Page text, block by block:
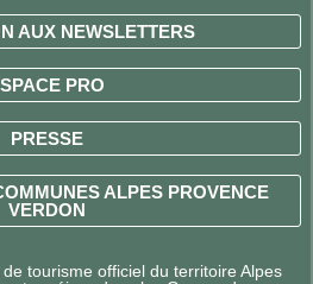
AUX NEWSLETTERS
PRO
PRESSE
ALPES PROVENCE
VERDON
de tourisme officiel du territoire Alpes